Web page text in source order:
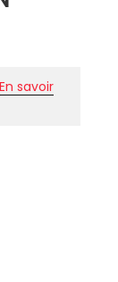
En savoir